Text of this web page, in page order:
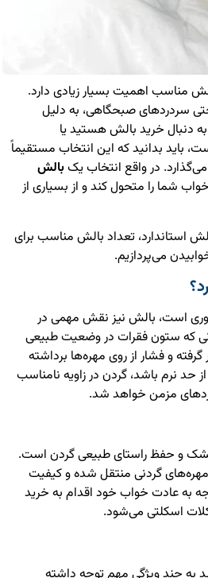
مناسب اهمیت بسیار زیادی دارد.
سردردهای صبحگاهی، به دلیل
دنبال خرید بالش هستید یا
بدانید که این انتخاب مستقیماً
در واقع انتخاب یکبالش
شما را متحول کند و از بسیاری از
استاندارد، تعداد بالش مناسب برای
می‌پردازیم.
است، بالش نیز نقش مهمی در
که ستون فقرات در وضعیت طبیعی
و فشار از روی مهره‌ها برداشته
حد نرم باشد، گردن در زاویه نامناسب
مزمن خواهد شد.
و حفظ راستای طبیعی گردن است.
گردنی منتقل شده و کیفیت
به عادت خواب خود اقدام به خرید
اسکلتی می‌شود.